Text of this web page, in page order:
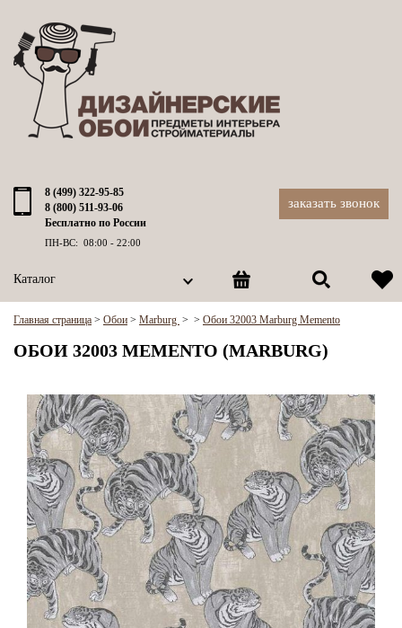
8 (499) 322-95-85
8 (800) 511-93-06
Бесплатно по России
ПН-ВС: 08:00 - 22:00
заказать звонок
Каталог
Главная страница > Обои > Marburg > > Обои 32003 Marburg Memento
ОБОИ 32003 MEMENTO (MARBURG)